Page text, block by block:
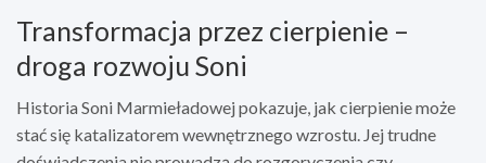
Transformacja przez cierpienie –
droga rozwoju Soni
Historia Soni Marmieładowej pokazuje, jak cierpienie może
stać się katalizatorem wewnętrznego wzrostu. Jej trudne